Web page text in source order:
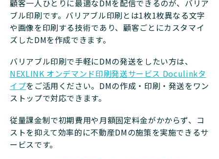
顧客一人ひとりに最適なDMを配信できるのが、バリア
ブル印刷です。バリアブル印刷とは1枚1枚異なる文字
や画像を印刷する技術であり、顧客ごとにカスタマイ
ズしたDMを作成できます。
バリアブル印刷で手軽にDMの発送をしたい方は、
NEXLINK オンデマンド印刷発送サービス Doculinkタ
イプをご活用ください。DMの作成・印刷・発送をワン
ストップで対応できます。
従量課金制で初期費用や月額固定料金がかからず、コ
ストを抑えて効率的に不動産DMの施策を実施できるサ
ービスです。